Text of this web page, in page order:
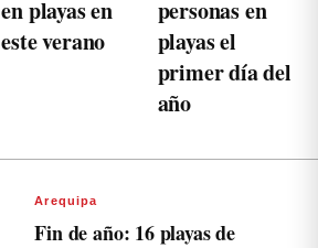
en playas en
este verano
personas en
playas el
primer día del
año
Arequipa
Fin de año: 16 playas de